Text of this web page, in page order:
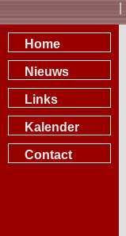
Home
Nieuws
Links
Kalender
Contact